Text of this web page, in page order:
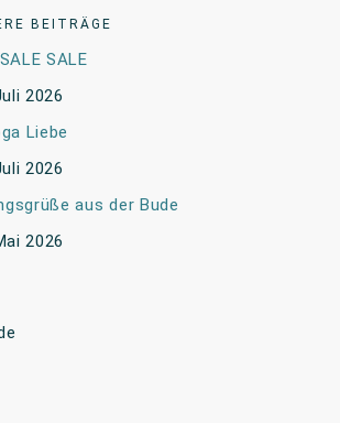
BEITRÄGE
SALE
2026
Liebe
2026
aus der Bude
2026